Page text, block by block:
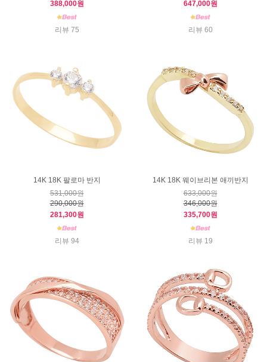
388,000원
리뷰 75
647,000원
리뷰 60
14K 18K 팔로마 반지
531,000원
290,000원
281,300원
리뷰 94
14K 18K 웨이브리본 애끼반지
633,000원
346,000원
335,700원
리뷰 19